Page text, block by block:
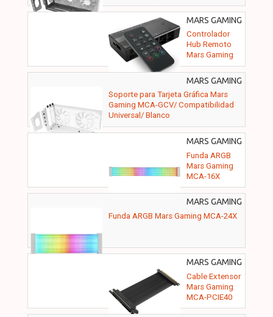
MARS GAMING
- MFHUB
Controlador
Hub Remoto
Mars Gaming
MF-HUB para
Ventiladores
ARGB
MARS GAMING
- MCAGCVW
Soporte para Tarjeta Gráfica Mars
Gaming MCA-GCV/ Compatibilidad
Universal/ Blanco
MARS GAMING
- MCA16X
Funda ARGB
Mars Gaming
MCA-16X
MARS GAMING
- MCA24X
Funda ARGB Mars Gaming MCA-24X
MARS GAMING
- MCAPCIE40
Cable Extensor
Mars Gaming
MCA-PCIE40